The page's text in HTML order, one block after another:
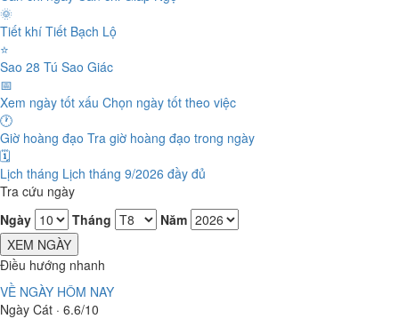
🌞
Tiết khí Tiết Bạch Lộ
⭐
Sao 28 Tú Sao Giác
📅
Xem ngày tốt xấu Chọn ngày tốt theo việc
🕐
Giờ hoàng đạo Tra giờ hoàng đạo trong ngày
🗓️
Lịch tháng Lịch tháng 9/2026 đầy đủ
Tra cứu ngày
Ngày
Tháng
Năm
XEM NGÀY
Điều hướng nhanh
VỀ NGÀY HÔM NAY
Ngày Cát · 6.6/10